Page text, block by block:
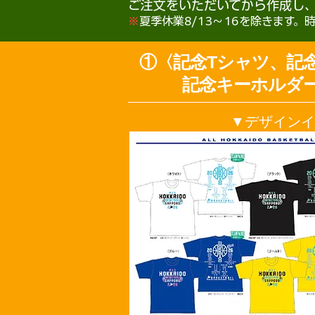
ご注文をいただいてから作成し
※夏季休業8/13〜16を除きます。
①〈記念Tシャツ、記
記念キーホルダ
▼デザイン